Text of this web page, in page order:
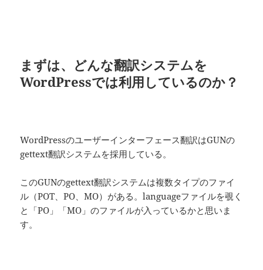
まずは、どんな翻訳システムを
WordPressでは利用しているのか？
WordPressのユーザーインターフェース翻訳はGUNの
gettext翻訳システムを採用している。
このGUNのgettext翻訳システムは複数タイプのファイ
ル（POT、PO、MO）がある。languageファイルを覗く
と「PO」「MO」のファイルが入っているかと思いま
す。